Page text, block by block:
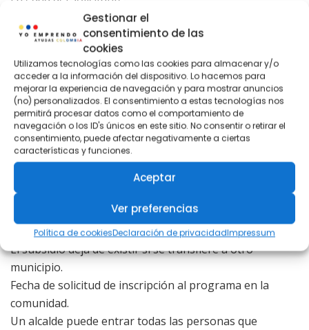
Gestionar el
consentimiento de las
cookies
Utilizamos tecnologías como las cookies para almacenar y/o
acceder a la información del dispositivo. Lo hacemos para
mejorar la experiencia de navegación y para mostrar anuncios
(no) personalizados. El consentimiento a estas tecnologías nos
permitirá procesar datos como el comportamiento de
navegación o los ID's únicos en este sitio. No consentir o retirar el
consentimiento, puede afectar negativamente a ciertas
características y funciones.
Aceptar
Ver preferencias
Política de cookiesDeclaración de privacidadImpressum
Lista de puntaje o censo del SISBÉN.
La deficiencia o incapacidad física o mental del
Tutores del solicitante.
Ser una persona mayor que vive sola y no depende
económicamente de nadie
Perdió el subsidio de cotización a la seguridad social
por cumplir 65 años y no puede permitirse seguir
cotizando a este régimen. En este caso, el beneficiario
deberá declarar que realizará el aporte a la seguridad
social con este subsidio para cumplir con los requisitos.
Este criterio se utiliza cuando el beneficiario requiere
un máximo de 100 semanas de aportes.
El subsidio deja de existir si se transfiere a otro
municipio.
Fecha de solicitud de inscripción al programa en la
comunidad.
Un alcalde puede entrar todas las personas que